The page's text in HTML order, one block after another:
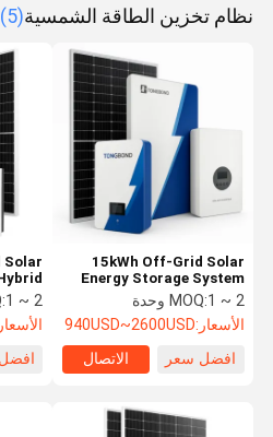
نظام تخزين الطاقة الشمسية(5)
1 ~ 2 وحدة
15kWh Off-Grid Solar
Energy Storage System
with Hybrid Inverter and
Lithium Battery Pack
MOQ:1 ~ 2 وحدة
الأسعار:940USD~2600USD
افضل سعر
الاتصال